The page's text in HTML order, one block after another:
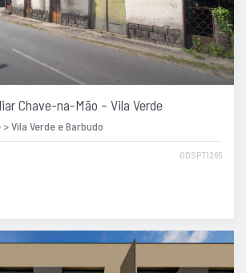
Chave-na-Mão – Vila Verde
Vila Verde e Barbudo
GDSPT1265